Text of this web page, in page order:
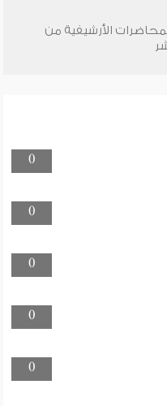
الأرشيفية من
0
0
0
0
0